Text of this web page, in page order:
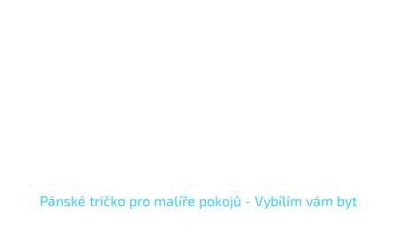
Pánské tričko pro malíře pokojů - Vybílím vám byt